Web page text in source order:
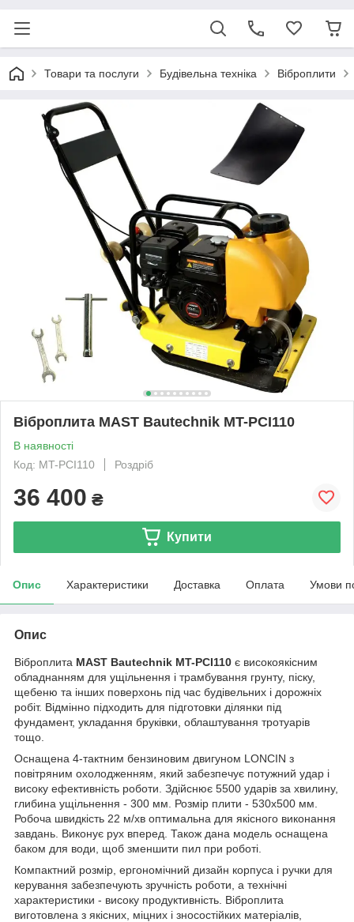
Товари та послуги Будівельна техніка Віброплити
Віброплита MAST Bautechnik MT-PCI110
В наявності
Код: MT-PCI110
Роздріб
36 400 ₴
Купити
Опис Характеристики Доставка Оплата Умови
Опис
Віброплита MAST Bautechnik MT-PCI110 є високоякісним
обладнанням для ущільнення і трамбування грунту, піску,
щебеню та інших поверхонь під час будівельних і дорожніх
робіт. Відмінно підходить для підготовки ділянки під
фундамент, укладання бруківки, облаштування тротуарів
тощо.
Оснащена 4-тактним бензиновим двигуном LONCIN з
повітряним охолодженням, який забезпечує потужний удар і
високу ефективність роботи. Здійснює 5500 ударів за хвилину,
глибина ущільнення - 300 мм. Розмір плити - 530х500 мм.
Робоча швидкість 22 м/хв оптимальна для якісного виконання
завдань. Виконує рух вперед. Також дана модель оснащена
баком для води, щоб зменшити пил при роботі.
Компактний розмір, ергономічний дизайн корпуса і ручки для
керування забезпечують зручність роботи, а технічні
характеристики - високу продуктивність. Віброплита
виготовлена з якісних, міцних і зносостійких матеріалів,